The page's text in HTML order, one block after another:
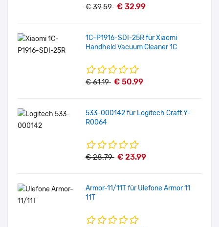
€ 39.59 € 32.99
1C-P1916-SDI-25R für Xiaomi
Handheld Vacuum Cleaner 1C
€ 61.19 € 50.99
533-000142 für Logitech Craft Y-
R0064
€ 28.79 € 23.99
Armor-11/11T für Ulefone Armor 11
11T